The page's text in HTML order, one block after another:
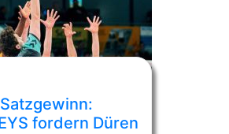
fordern Düren